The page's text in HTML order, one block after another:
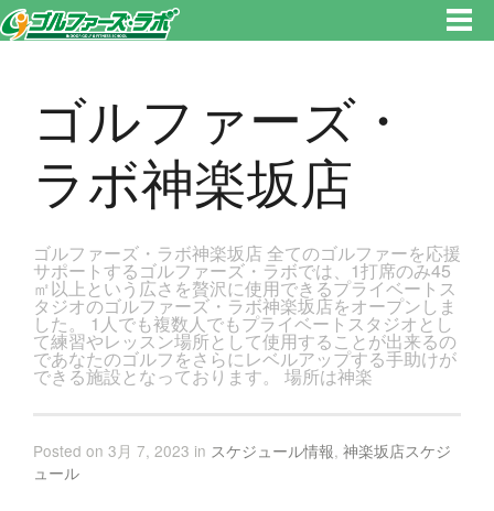
で気軽にゴルフレッスン！
ゴルファーズ・
ラボ神楽坂店
ゴルファーズ・ラボ神楽坂店 全てのゴルファーを応援
サポートするゴルファーズ・ラボでは、1打席のみ45
㎡以上という広さを贅沢に使用できるプライベートス
タジオのゴルファーズ・ラボ神楽坂店をオープンしま
した。 1人でも複数人でもプライベートスタジオとし
て練習やレッスン場所として使用することが出来るの
であなたのゴルフをさらにレベルアップする手助けが
できる施設となっております。 場所は神楽
Posted on 3月 7, 2023 in スケジュール情報, 神楽坂店スケジ
ュール